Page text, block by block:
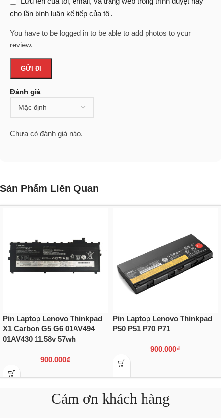
Đánh giá
Chưa có đánh giá nào.
cho lần bình luận kế tiếp của tôi.
You have to be logged in to be able to add photos to your
review.
Sản Phẩm Liên Quan
Pin Laptop Lenovo Thinkpad
X1 Carbon G5 G6 01AV494
01AV430 11.58v 57wh
900.000₫
Pin Laptop Lenovo Thinkpad
P50 P51 P70 P71
900.000₫
Cảm ơn khách hàng